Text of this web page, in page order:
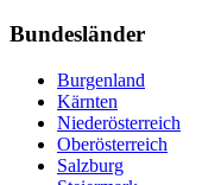
Bundesländer
Burgenland
Kärnten
Niederösterreich
Oberösterreich
Salzburg